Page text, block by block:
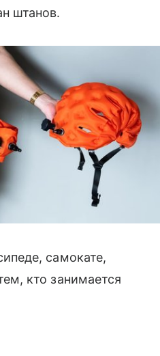
штанов.
самокате,
кто занимается